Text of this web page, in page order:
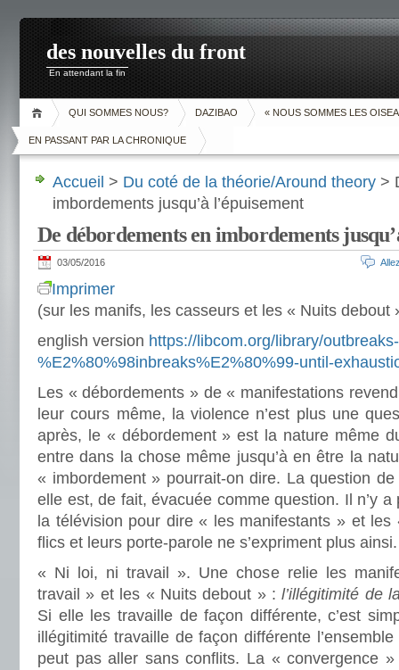
des nouvelles du front
En attendant la fin
QUI SOMMES NOUS? DAZIBAO « NOUS SOMMES LES
EN PASSANT PAR LA CHRONIQUE
Accueil > Du coté de la théorie/Around theory >
imbordements jusqu’à l’épuisement
De débordements en imbordements
03/05/2016
Imprimer
(sur les manifs, les casseurs et les « Nuits debout
english version https://libcom.org/library/outbreaks-
%E2%80%98inbreaks%E2%80%99-until-
Les « débordements » de « manifestations
leur cours même, la violence n’est plus une
après, le « débordement » est la nature même
entre dans la chose même jusqu’à en être la
« imbordement » pourrait-on dire. La question
elle est, de fait, évacuée comme question. Il n’y
la télévision pour dire « les manifestants » et
flics et leurs porte-parole ne s’expriment plus ainsi.
« Ni loi, ni travail ». Une chose relie les
travail » et les « Nuits debout » :l’illégitimité de
Si elle les travaille de façon différente, c’est
illégitimité travaille de façon différente
peut pas aller sans conflits. La « convergence